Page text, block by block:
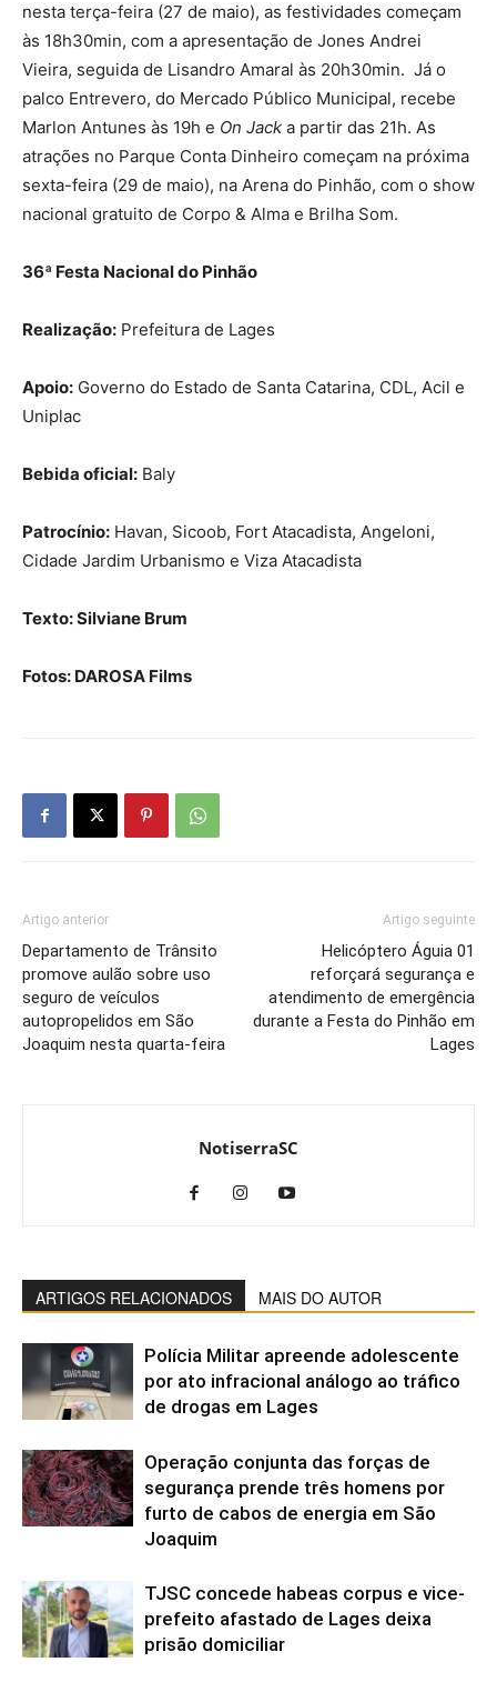
nesta terça-feira (27 de maio), as festividades começam
às 18h30min, com a apresentação de Jones Andrei
Vieira, seguida de Lisandro Amaral às 20h30min. Já o
palco Entrevero, do Mercado Público Municipal, recebe
Marlon Antunes às 19h e On Jack a partir das 21h. As
atrações no Parque Conta Dinheiro começam na próxima
sexta-feira (29 de maio), na Arena do Pinhão, com o show
nacional gratuito de Corpo & Alma e Brilha Som.
36ª Festa Nacional do Pinhão
Realização: Prefeitura de Lages
Apoio: Governo do Estado de Santa Catarina, CDL, Acil e
Uniplac
Bebida oficial: Baly
Patrocínio: Havan, Sicoob, Fort Atacadista, Angeloni,
Cidade Jardim Urbanismo e Viza Atacadista
Texto: Silviane Brum
Fotos: DAROSA Films
Artigo anterior
Departamento de Trânsito
promove aulão sobre uso
seguro de veículos
autopropelidos em São
Joaquim nesta quarta-feira
Artigo seguinte
Helicóptero Águia 01
reforçará segurança e
atendimento de emergência
durante a Festa do Pinhão em
Lages
NotiserraSC
ARTIGOS RELACIONADOS MAIS DO AUTOR
Polícia Militar apreende adolescente
por ato infracional análogo ao tráfico
de drogas em Lages
Operação conjunta das forças de
segurança prende três homens por
furto de cabos de energia em São
Joaquim
TJSC concede habeas corpus e vice-
prefeito afastado de Lages deixa
prisão domiciliar